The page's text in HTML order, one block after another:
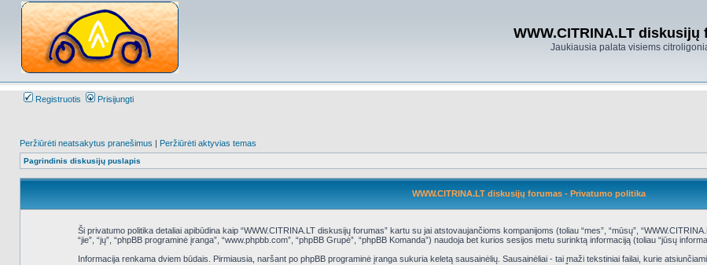
WWW.CITRINA.LT diskusijų
Jaukiausia palata visiems
Registruotis Prisijungti
Peržiūrėti neatsakytus pranešimus | Peržiūrėti aktyvias temas
Pagrindinis diskusijų puslapis
WWW.CITRINA.LT diskusijų forumas - Privatumo politika
Ši privatumo politika detaliai apibūdina kaip “WWW.CITRINA.LT diskusijų forumas” kartu su jai atstovaujančioms kompanijoms (toliau “mes”, “mūsų”,
“jie”, “jų”, “phpBB programinė įranga”, “www.phpbb.com”, “phpBB Grupė”, “phpBB Komanda”) naudoja bet kurios sesijos metu surinktą informaciją (toliau “jūsų
Informacija renkama dviem būdais. Pirmiausia, naršant po phpBB programinė įranga sukuria keletą sausainėlių. Sausainėliai - tai maži tekstiniai failai, kurie